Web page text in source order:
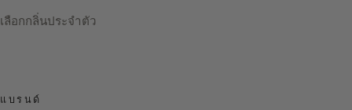
เลือกกลิ่นประจำตัว
แบรนด์